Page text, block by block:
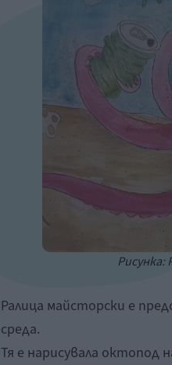
Рисунка:
Ралица майсторски е
среда.
Тя е нарисувала